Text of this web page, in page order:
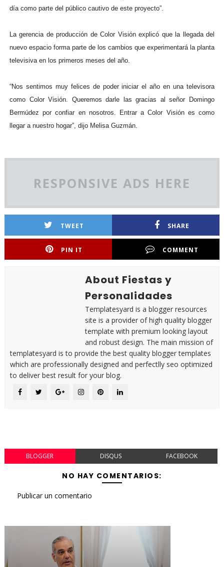
día como parte del público cautivo de este proyecto”.
La gerencia de producción de Color Visión explicó que la llegada del
nuevo espacio forma parte de los cambios que experimentará la planta
televisiva en los primeros meses del año.
“Nos sentimos muy felices de poder iniciar el año en una televisora
como Color Visión. Queremos darle las gracias al señor Domingo
Bermúdez por confiar en nosotros. Entrar a Color Visión es como
llegar a nuestro hogar”, dijo Melisa Guzmán.
RESPONSIVE ADS HERE
TWEET SHARE
PIN IT COMMENT
About Fiestas y
Personalidades
Templatesyard is a blogger resources
site is a provider of high quality blogger
template with premium looking layout
and robust design. The main mission of
templatesyard is to provide the best quality blogger templates
which are professionally designed and perfectlly seo optimized
to deliver best result for your blog.
BLOGGER DISQUS FACEBOOK
NO HAY COMENTARIOS:
Publicar un comentario